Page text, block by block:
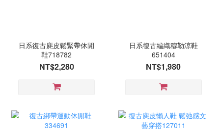
日系復古麂皮鬆緊帶休閒
鞋718782
NT$2,280
日系復古編織穆勒涼鞋
651404
NT$1,980